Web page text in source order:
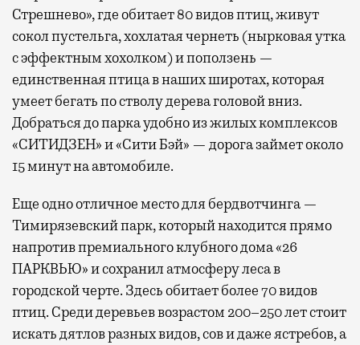
Стрешнево», где обитает 80 видов птиц, живут
сокол пустельга, хохлатая чернеть (нырковая утка
с эффектным хохолком) и поползень —
единственная птица в наших широтах, которая
умеет бегать по стволу дерева головой вниз.
Добраться до парка удобно из жилых комплексов
«СИТИДЗЕН» и «Сити Бэй» — дорога займет около
15 минут на автомобиле.
Еще одно отличное место для бердвотчинга —
Тимирязевский парк, который находится прямо
напротив премиального клубного дома «26
ПАРКВЬЮ» и сохранил атмосферу леса в
городской черте. Здесь обитает более 70 видов
птиц. Среди деревьев возрастом 200–250 лет стоит
искать дятлов разных видов, сов и даже ястребов, а